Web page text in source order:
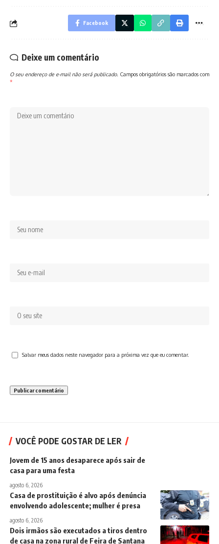
Facebook
Deixe um comentário
O seu endereço de e-mail não será publicado. Campos obrigatórios são marcados com
*
Salvar meus dados neste navegador para a próxima vez que eu comentar.
VOCÊ PODE GOSTAR DE LER
Jovem de 15 anos desaparece após sair de
casa para uma festa
agosto 6, 2026
Casa de prostituição é alvo após denúncia
envolvendo adolescente; mulher é presa
agosto 6, 2026
Dois irmãos são executados a tiros dentro
de casa na zona rural de Feira de Santana